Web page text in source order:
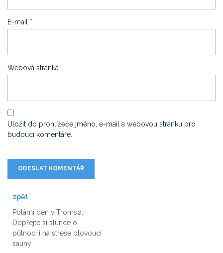
E-mail *
Webová stránka
Uložit do prohlížeče jméno, e-mail a webovou stránku pro
budoucí komentáře.
zpět
Polární den v Tromsø.
Dopřejte si slunce o
půlnoci i na střeše plovoucí
sauny